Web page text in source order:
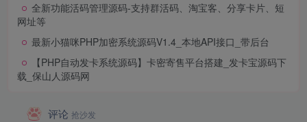
全新功能活码管理源码-支持群活码、淘宝客、分享卡片、短
网址等
最新小猫咪PHP加密系统源码V1.4_本地API接口_带后台
【PHP自动发卡系统源码】卡密寄售平台搭建_发卡宝源码下
载_保山人源码网
评论 抢沙发